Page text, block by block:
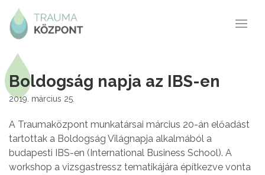
Boldogság napja az IBS-en
2019. március 25.
A Traumaközpont munkatársai március 20-án előadást
tartottak a Boldogság Világnapja alkalmából a
budapesti IBS-en (International Business School). A
workshop a vizsgastressz tematikájára építkezve vonta